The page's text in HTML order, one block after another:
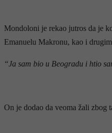
Mondoloni je rekao jutros da je
Emanuelu Makronu, kao i
“Ja sam bio u Beogradu i htio
On je dodao da veoma žali zbog